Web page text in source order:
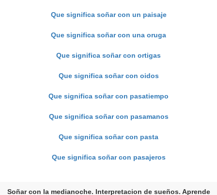
Que significa soñar con un paisaje
Que significa soñar con una oruga
Que significa soñar con ortigas
Que significa soñar con oidos
Que significa soñar con pasatiempo
Que significa soñar con pasamanos
Que significa soñar con pasta
Que significa soñar con pasajeros
Soñar con la medianoche. Interpretacion de sueños. Aprende